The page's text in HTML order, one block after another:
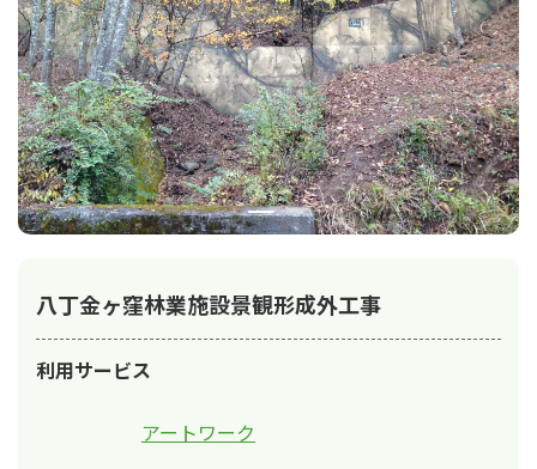
八丁金ヶ窪林業施設景観形成外工事
利用サービス
アートワーク